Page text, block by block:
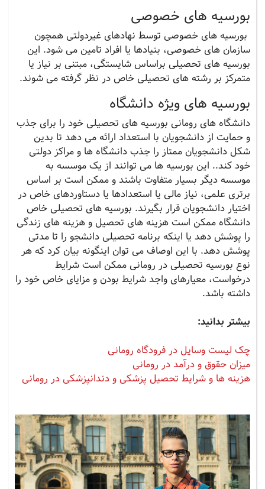
بورسیه های خصوصی
بورسیه های خصوصی توسط نهادهای غیردولتی همچون
سازمان های خصوصی، بنیادها یا افراد تامین می شود. این
بورسیه های تحصیلی براساس شایستگی، مبتنی بر نیاز یا
متمرکز بر رشته های تحصیلی خاص در نظر گرفته می شوند.
بورسیه های ویژه دانشگاه
دانشگاه های رومانی بورسیه های تحصیلی خود را برای جذب
و حمایت از دانشجویان با استعداد ارائه می دهد تا بدین
شکل دانشجویان ممتاز را جذب دانشگاه ها و مراکز دولتی
خود کند.. این بورسیه ها می توانند از یک موسسه به
موسسه دیگر بسیار متفاوت باشند و ممکن است بر اساس
برتری علمی، نیاز مالی یا استعدادها یا دستاوردهای خاص در
اختیار دانشجویان قرار بگیرند. بورسیه های تحصیلی خاص
دانشگاه ممکن است هزینه های تحصیل و هزینه های زندگی
را پوشش دهد یا اینکه برنامه تحصیلی دانشجو را تا مدتی
پوشش دهد. با این اوصاف می توان اینگونه بیان کرد که هر
نوع بورسیه تحصیلی در رومانی ممکن است شرایط
درخواست، معیارهای واجد شرایط بودن و مزایای خاص خود را
داشته باشد.
بیشتر بدانید:
چک لیست وسایل در فرودگاه رومانی
میزان حقوق و درآمد در رومانی
هزینه ها و شرایط تحصیل پزشکی و دندانپزشکی در رومانی